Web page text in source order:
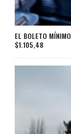
EL BOLETO
$1.105,48